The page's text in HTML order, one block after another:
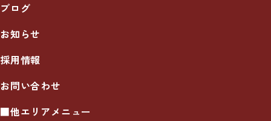
ブログ
お知らせ
採用情報
お問い合わせ
■他エリアメニュー